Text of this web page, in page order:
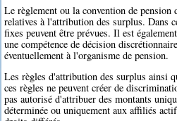
Le règlement ou la convention de pension
relatives à l'attribution des surplus. Dans
fixes peuvent être prévues. Il est
une compétence de décision
éventuellement à l'organisme de pension.
Les règles d'attribution des surplus ainsi
ces règles ne peuvent créer de
pas autorisé d'attribuer des montants
déterminée ou uniquement aux affiliés